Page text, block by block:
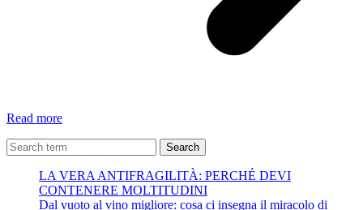
Read more“Una
a
Search
LA VERA ANTIFRAGILITÀ: PERCHÉ DEVI
CONTENERE MOLTITUDINI
Dal vuoto al vino migliore: cosa ci insegna il miracolo di